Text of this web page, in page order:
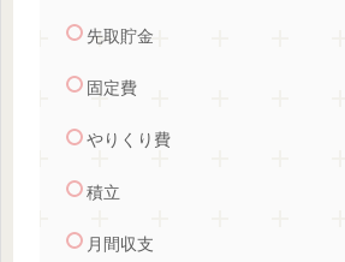
先取貯金
固定費
やりくり費
積立
月間収支